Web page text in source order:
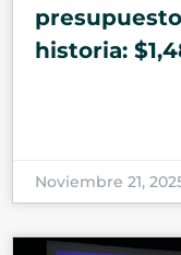
historia:
Noviembre 21,